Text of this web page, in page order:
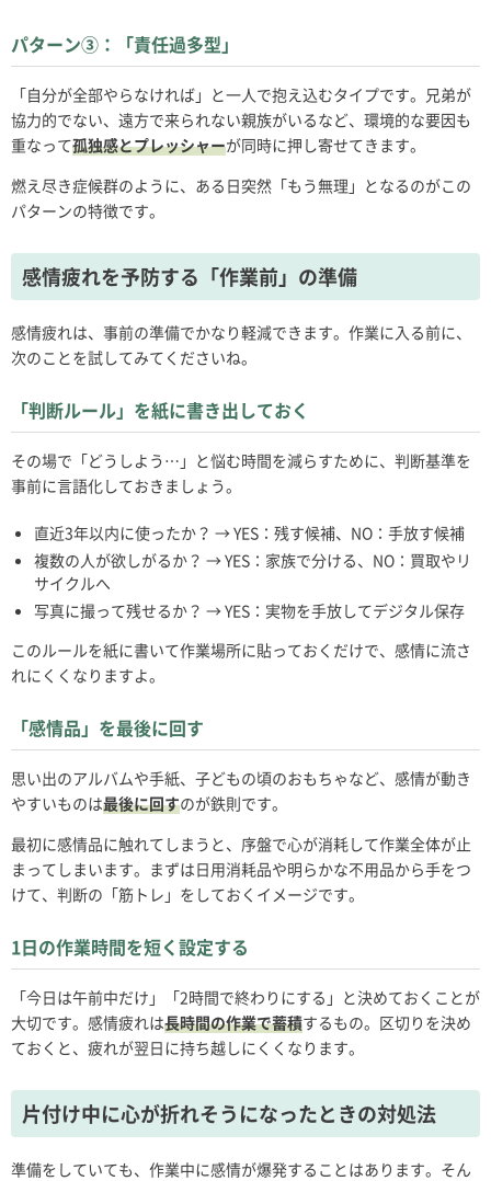
パターン③：「責任過多型」
「自分が全部やらなければ」と一人で抱え込むタイプです。兄弟が
協力的でない、遠方で来られない親族がいるなど、環境的な要因も
重なって孤独感とプレッシャーが同時に押し寄せてきます。
燃え尽き症候群のように、ある日突然「もう無理」となるのがこの
パターンの特徴です。
感情疲れを予防する「作業前」の準備
感情疲れは、事前の準備でかなり軽減できます。作業に入る前に、
次のことを試してみてくださいね。
「判断ルール」を紙に書き出しておく
その場で「どうしよう…」と悩む時間を減らすために、判断基準を
事前に言語化しておきましょう。
直近3年以内に使ったか？ → YES：残す候補、NO：手放す候補
複数の人が欲しがるか？ → YES：家族で分ける、NO：買取やリ
サイクルへ
写真に撮って残せるか？ → YES：実物を手放してデジタル保存
このルールを紙に書いて作業場所に貼っておくだけで、感情に流さ
れにくくなりますよ。
「感情品」を最後に回す
思い出のアルバムや手紙、子どもの頃のおもちゃなど、感情が動き
やすいものは最後に回すのが鉄則です。
最初に感情品に触れてしまうと、序盤で心が消耗して作業全体が止
まってしまいます。まずは日用消耗品や明らかな不用品から手をつ
けて、判断の「筋トレ」をしておくイメージです。
1日の作業時間を短く設定する
「今日は午前中だけ」「2時間で終わりにする」と決めておくことが
大切です。感情疲れは長時間の作業で蓄積するもの。区切りを決め
ておくと、疲れが翌日に持ち越しにくくなります。
片付け中に心が折れそうになったときの対処法
準備をしていても、作業中に感情が爆発することはあります。そん